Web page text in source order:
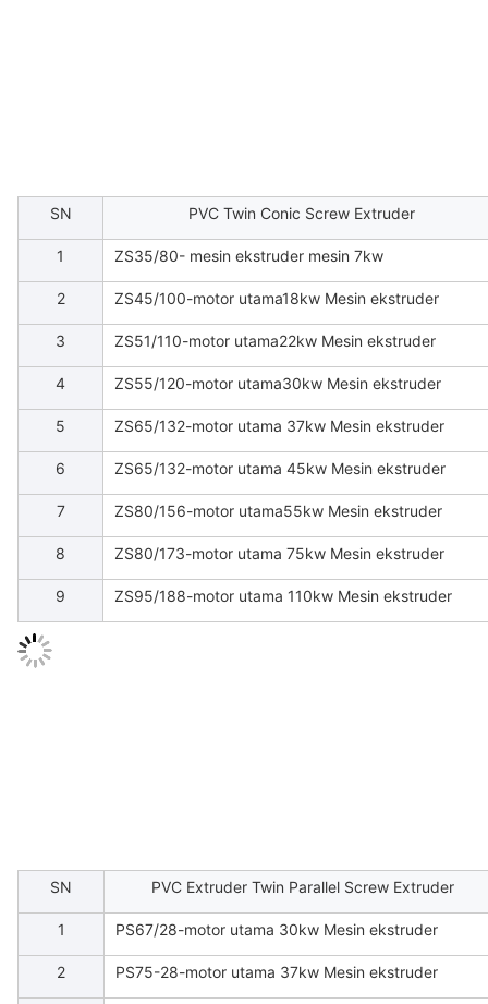
SN PVC Twin Conic Screw Extruder
1 ZS35/80- mesin ekstruder mesin 7kw
2 ZS45/100-motor utama18kw Mesin ekstruder
3 ZS51/110-motor utama22kw Mesin ekstruder
4 ZS55/120-motor utama30kw Mesin ekstruder
5 ZS65/132-motor utama 37kw Mesin ekstruder
6 ZS65/132-motor utama 45kw Mesin ekstruder
7 ZS80/156-motor utama55kw Mesin ekstruder
8 ZS80/173-motor utama 75kw Mesin ekstruder
9 ZS95/188-motor utama 110kw Mesin ekstruder
SN PVC Extruder Twin Parallel Screw Extruder
1 PS67/28-motor utama 30kw Mesin ekstruder
2 PS75-28-motor utama 37kw Mesin ekstruder